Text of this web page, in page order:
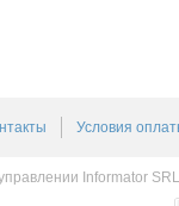
Условия
Informator SRL